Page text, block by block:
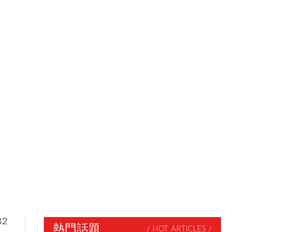
熱門話題 / HOT ARTICLES /